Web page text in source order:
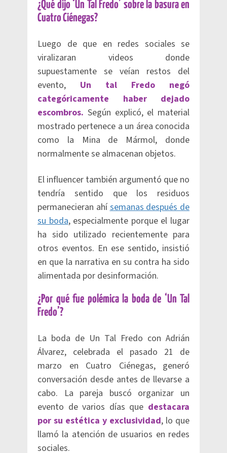
¿Qué dijo ‘Un Tal Fredo’ sobre la basura en
Cuatro Ciénegas?
Luego de que en redes sociales se
viralizaran videos donde
supuestamente se veían restos del
evento, Un tal Fredo negó
categóricamente haber dejado
escombros. Según explicó, el material
mostrado pertenece a un área conocida
como la Mina de Mármol, donde
normalmente se almacenan objetos.
El influencer también argumentó que no
tendría sentido que los residuos
permanecieran ahísemanas después de
su boda, especialmente porque el lugar
ha sido utilizado recientemente para
otros eventos. En ese sentido, insistió
en que la narrativa en su contra ha sido
alimentada por desinformación.
¿Por qué fue polémica la boda de ‘Un Tal
Fredo’?
La boda de Un Tal Fredo con Adrián
Álvarez, celebrada el pasado 21 de
marzo en Cuatro Ciénegas, generó
conversación desde antes de llevarse a
cabo. La pareja buscó organizar un
evento de varios días que destacara
por su estética y exclusividad, lo que
llamó la atención de usuarios en redes
sociales.